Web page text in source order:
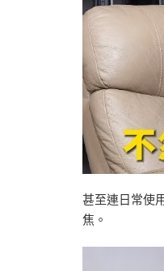
甚至連日常使
焦。